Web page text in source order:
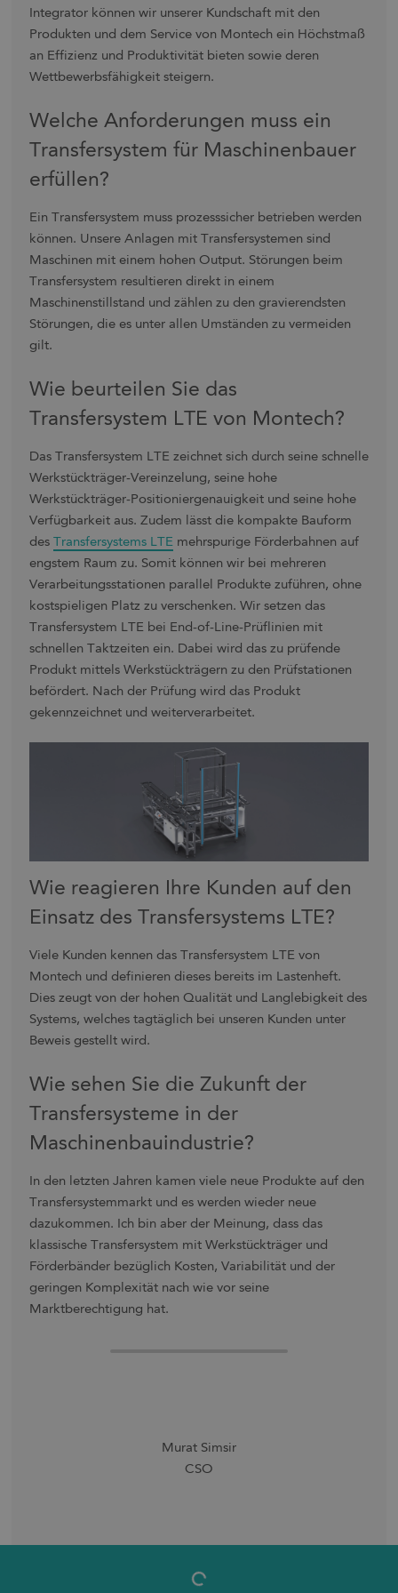
Integrator können wir unserer Kundschaft mit den
Produkten und dem Service von Montech ein Höchstmaß
an Effizienz und Produktivität bieten sowie deren
Wettbewerbsfähigkeit steigern.
Welche Anforderungen muss ein
Transfersystem für Maschinenbauer
erfüllen?
Ein Transfersystem muss prozesssicher betrieben werden
können. Unsere Anlagen mit Transfersystemen sind
Maschinen mit einem hohen Output. Störungen beim
Transfersystem resultieren direkt in einem
Maschinenstillstand und zählen zu den gravierendsten
Störungen, die es unter allen Umständen zu vermeiden
gilt.
Wie beurteilen Sie das
Transfersystem LTE von Montech?
Das Transfersystem LTE zeichnet sich durch seine schnelle
Werkstückträger-Vereinzelung, seine hohe
Werkstückträger-Positioniergenauigkeit und seine hohe
Verfügbarkeit aus. Zudem lässt die kompakte Bauform
des Transfersystems LTE mehrspurige Förderbahnen auf
engstem Raum zu. Somit können wir bei mehreren
Verarbeitungsstationen parallel Produkte zuführen, ohne
kostspieligen Platz zu verschenken. Wir setzen das
Transfersystem LTE bei End-of-Line-Prüflinien mit
schnellen Taktzeiten ein. Dabei wird das zu prüfende
Produkt mittels Werkstückträgern zu den Prüfstationen
befördert. Nach der Prüfung wird das Produkt
gekennzeichnet und weiterverarbeitet.
Wie reagieren Ihre Kunden auf den
Einsatz des Transfersystems LTE?
Viele Kunden kennen das Transfersystem LTE von
Montech und definieren dieses bereits im Lastenheft.
Dies zeugt von der hohen Qualität und Langlebigkeit des
Systems, welches tagtäglich bei unseren Kunden unter
Beweis gestellt wird.
Wie sehen Sie die Zukunft der
Transfersysteme in der
Maschinenbauindustrie?
In den letzten Jahren kamen viele neue Produkte auf den
Transfersystemmarkt und es werden wieder neue
dazukommen. Ich bin aber der Meinung, dass das
klassische Transfersystem mit Werkstückträger und
Förderbänder bezüglich Kosten, Variabilität und der
geringen Komplexität nach wie vor seine
Marktberechtigung hat.
Murat Simsir
CSO
Wir rufen Sie zurück.